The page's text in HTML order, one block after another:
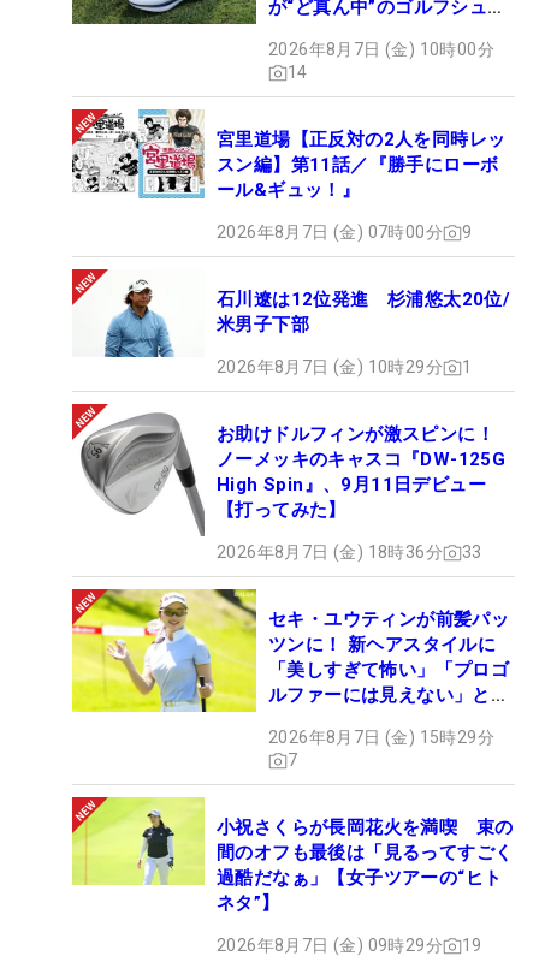
が“ど真ん中”のゴルフシュー
2026年8月7日 (金) 10時00分
14
宮里道場【正反対の2人を同時レッ
スン編】第11話／『勝手にローボ
ール&ギュッ！』
2026年8月7日 (金) 07時00分 9
石川遼は12位発進 杉浦悠太20位/
米男子下部
2026年8月7日 (金) 10時29分 1
お助けドルフィンが激スピンに！
ノーメッキのキャスコ『DW-125G
High Spin』、9月11日デビュー
【打ってみた】
2026年8月7日 (金) 18時36分 33
セキ・ユウティンが前髪パッ
ツンに！ 新ヘアスタイルに
「美しすぎて怖い」「プロゴ
ルファーには見えない」とコ
2026年8月7日 (金) 15時29分
7
小祝さくらが長岡花火を満喫 束の
間のオフも最後は「見るってすごく
過酷だなぁ」【女子ツアーの“ヒト
ネタ”】
2026年8月7日 (金) 09時29分 19